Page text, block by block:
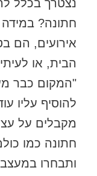
נצטרך בכלל
חתונה? במידה
אירועים, הם
הבית, או
"המקום כבר
להוסיף עליו
מקבלים על
חתונה כמו
ותבחרו